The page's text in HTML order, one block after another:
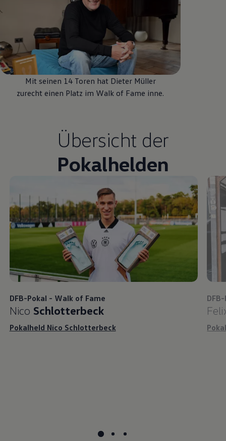
Mit seinen 14 Toren hat Dieter Müller
zurecht einen Platz im Walk of Fame inne.
Übersicht der
Pokalhelden
DFB-Pokal - Walk of Fame
Nico Schlotterbeck
Pokalheld Nico Schlotterbeck